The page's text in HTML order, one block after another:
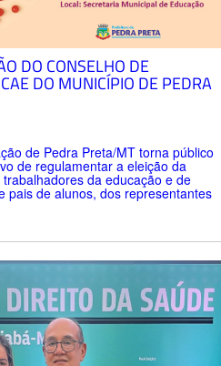
DO CONSELHO DE
DO MUNICÍPIO DE PEDRA
de Pedra Preta/MT torna público
de regulamentar a eleição da
da educação e de
pais de alunos, dos representantes